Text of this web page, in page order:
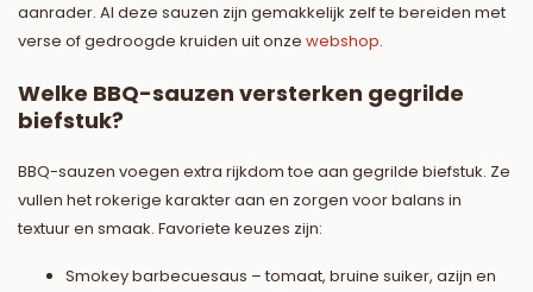
aanrader. Al deze sauzen zijn gemakkelijk zelf te bereiden met
verse of gedroogde kruiden uit onze webshop.
Welke BBQ-sauzen versterken gegrilde
biefstuk?
BBQ-sauzen voegen extra rijkdom toe aan gegrilde biefstuk. Ze
vullen het rokerige karakter aan en zorgen voor balans in
textuur en smaak. Favoriete keuzes zijn:
Smokey barbecuesaus – tomaat, bruine suiker, azijn en